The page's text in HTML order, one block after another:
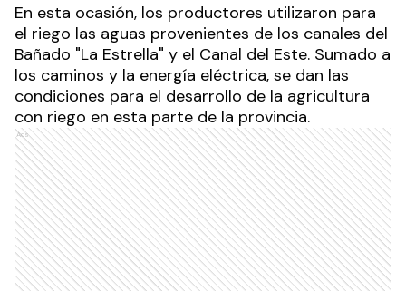
En esta ocasión, los productores utilizaron para
el riego las aguas provenientes de los canales del
Bañado "La Estrella" y el Canal del Este. Sumado a
los caminos y la energía eléctrica, se dan las
condiciones para el desarrollo de la agricultura
con riego en esta parte de la provincia.
Ads